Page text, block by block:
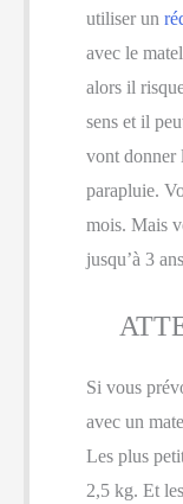
utiliser un
avec le
alors il
sens et il
vont donner
parapluie.
mois. Mais
jusqu’à 3
Si vous
avec un
Les plus
2,5 kg. Et